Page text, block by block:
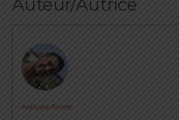
Auteur/Autrice
Anthony Ricatti